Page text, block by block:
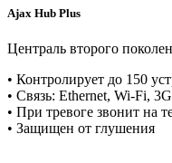
Ajax Hub Plus
Централь второго
• Контролирует до 150
• Связь: Ethernet, Wi-Fi,
• При тревоге звонит на
• Защищен от глушения